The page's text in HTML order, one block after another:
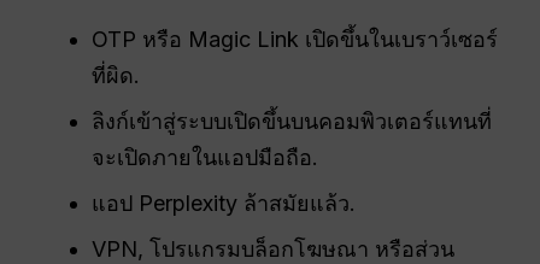
OTP หรือ Magic Link เปิดขึ้นในเบราว์เซอร์
ที่ผิด.
ลิงก์เข้าสู่ระบบเปิดขึ้นบนคอมพิวเตอร์แทนที่
จะเปิดภายในแอปมือถือ.
แอป Perplexity ล้าสมัยแล้ว.
VPN, โปรแกรมบล็อกโฆษณา หรือส่วน